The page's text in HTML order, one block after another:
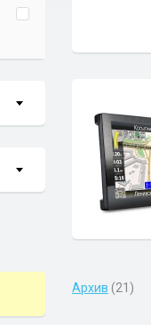
Архив (21)